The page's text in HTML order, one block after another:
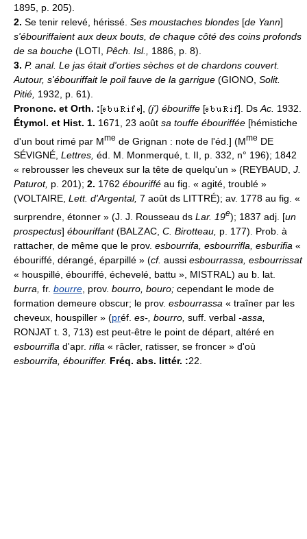
1895, p. 205).
2. Se tenir relevé, hérissé. Ses moustaches blondes [de Yann]
s'ébouriffaient aux deux bouts, de chaque côté des coins profonds
de sa bouche (LOTI, Pêch. Isl., 1886, p. 8).
3. P. anal. Le jas était d'orties sèches et de chardons couvert.
Autour, s'ébouriffait le poil fauve de la garrigue (GIONO, Solit.
Pitié, 1932, p. 61).
Prononc. et Orth. :[ ], (j') ébouriffe [ ]. Ds Ac. 1932.
Étymol. et Hist. 1. 1671, 23 août sa touffe ébouriffée [hémistiche
d'un bout rimé par Mme de Grignan : note de l'éd.] (Mme DE
SÉVIGNÉ, Lettres, éd. M. Monmerqué, t. II, p. 332, n° 196); 1842
« rebrousser les cheveux sur la tête de quelqu'un » (REYBAUD, J.
Paturot, p. 201); 2. 1762 ébouriffé au fig. « agité, troublé »
(VOLTAIRE, Lett. d'Argental, 7 août ds LITTRÉ); av. 1778 au fig. «
surprendre, étonner » (J. J. Rousseau ds Lar. 19e); 1837 adj. [un
prospectus] ébouriffant(BALZAC, C. Birotteau, p. 177). Prob. à
rattacher, de même que le prov. esbourrifa, esbourrifla, esburifia «
ébouriffé, dérangé, éparpillé » (cf. aussi esbourrassa, esbourrissat
« houspillé, ébouriffé, échevelé, battu », MISTRAL) au b. lat.
burra, fr. bourre , prov. bourro, bouro; cependant le mode de
formation demeure obscur; le prov. esbourrassa « traîner par les
cheveux, houspiller » (préf. es-, bourro, suff. verbal -assa,
RONJAT t. 3, 713) est peut-être le point de départ, altéré en
esbourrifla d'apr. rifla « râcler, ratisser, se froncer » d'où
esbourrifa, ébouriffer. Fréq. abs. littér. :22.